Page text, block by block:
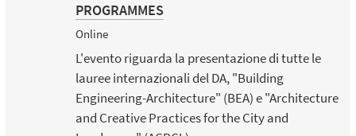
PROGRAMMES
Online
L'evento riguarda la presentazione di tutte le
lauree internazionali del DA, "Building
Engineering-Architecture" (BEA) e "Architecture
and Creative Practices for the City and